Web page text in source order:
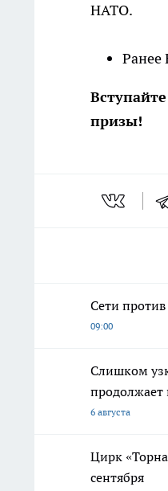
НАТО.
Ранее
призы!
Сети
09:00
Слишком
продолжает
6 августа
Цирк
сентября